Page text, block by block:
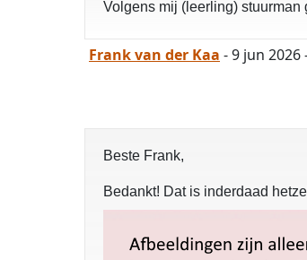
Volgens mij (leerling)
Frank van der Kaa - 9 jun 2026
Beste Frank,
Bedankt! Dat is inderdaad